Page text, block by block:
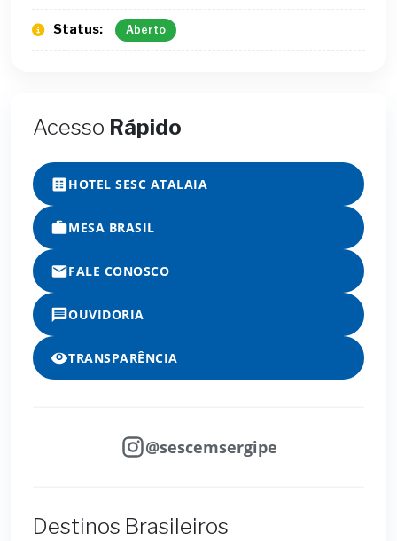
Status: Aberto
Acesso Rápido
HOTEL SESC ATALAIA
MESA BRASIL
FALE CONOSCO
OUVIDORIA
TRANSPARÊNCIA
@sescemsergipe
Destinos Brasileiros